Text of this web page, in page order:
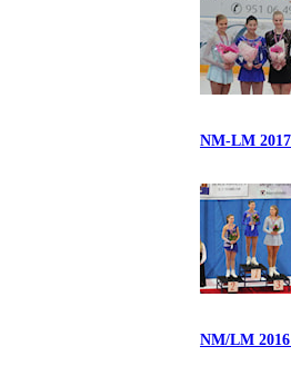
NM-LM
NM/LM 2016